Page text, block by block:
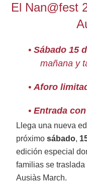
El Nan@fest
•Sábado 15
mañana y
•Aforo
•Entrada
Llega una nueva
próximosábado,
edición especial
familias se
Ausiàs March.